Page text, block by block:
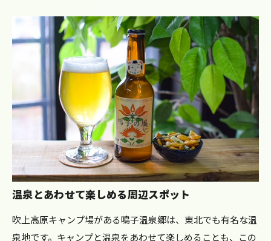
温泉とあわせて楽しめる周辺スポット
吹上高原キャンプ場がある鳴子温泉郷は、東北でも有名な温
泉地です。キャンプと温泉をあわせて楽しめることも、この